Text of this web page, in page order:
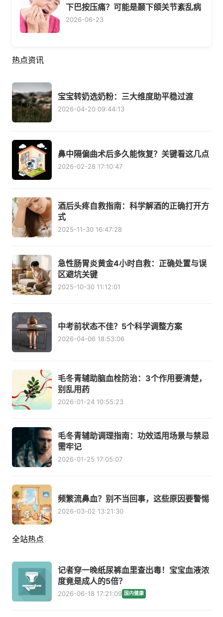
下巴按压痛？可能是颞下颌关节紊乱病
2026-06-23
热点资讯
宝宝转奶选奶粉：三大维度助平稳过渡
2026-04-20 09:44:13
鼻中隔偏曲术后多久能恢复？关键看这几点
2026-02-28 17:10:47
酒后头疼自救指南：科学解酒的正确打开方
式
2025-11-30 16:47:28
急性肠胃炎黄金4小时自救：正确处置与误
区避坑关键
2025-10-30 11:12:01
中考前状态不佳？5个科学调整方案
2026-04-06 18:53:06
毛冬青辅助脑血栓防治：3个作用要清楚，
别乱用药
2026-01-24 10:55:23
毛冬青辅助调理指南：功效适用场景与禁忌
需牢记
2026-01-25 17:05:07
频繁流鼻血？别不当回事，这些原因要警惕
2026-03-02 13:21:30
全站热点
记者穿一晚纸尿裤血里查出毒！宝宝血液浓
度竟是成人的5倍？
2026-06-18 17:21:09 国内健康